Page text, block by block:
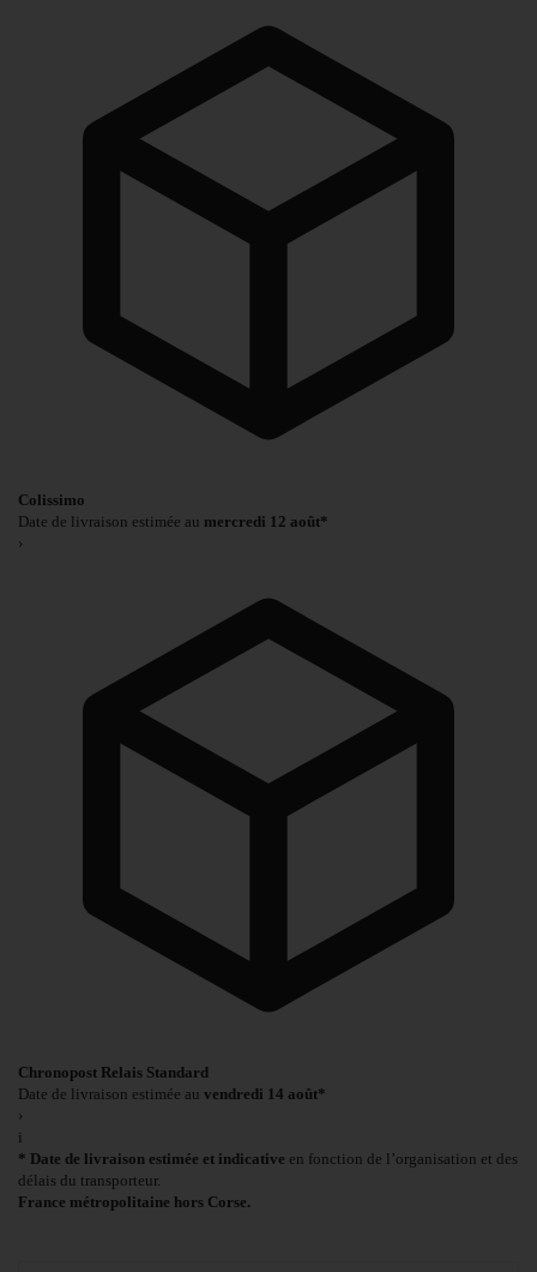
Colissimo
Date de livraison estimée au mercredi 12 août*
›
Chronopost Relais Standard
Date de livraison estimée au vendredi 14 août*
›
i
* Date de livraison estimée et indicative en fonction de l’organisation et des
délais du transporteur.
France métropolitaine hors Corse.